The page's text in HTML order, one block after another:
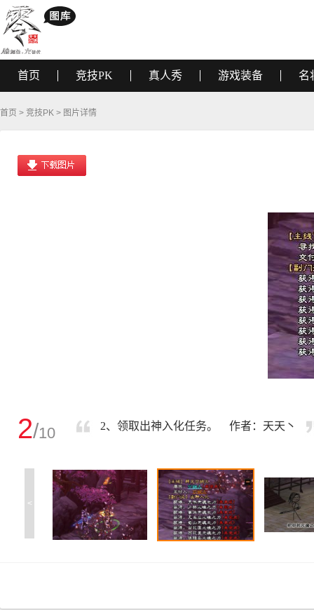
首页 竞技PK 真人秀 游戏装备 名
首页 > 竞技PK > 图片详情
2/10 2、领取出神入化任务。 作者：天天丶
<